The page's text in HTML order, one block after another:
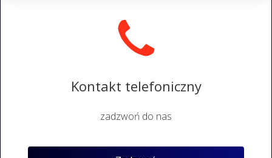
Kontakt telefoniczny
zadzwoń do nas